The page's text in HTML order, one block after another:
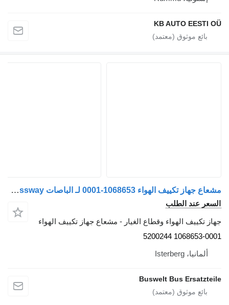
KB AUTO EESTI OÜ
مشعاع جهاز تكييف الهواء 1068653-0001 لـ الباصات IVECO Irisbus Crossway
السعر عند الطلب
جهاز تكييف الهواء وقطاع الغيار - مشعاع جهاز تكييف الهواء
1068653-0001 5200244
ألمانيا، Isterberg
Buswelt Bus Ersatzteile